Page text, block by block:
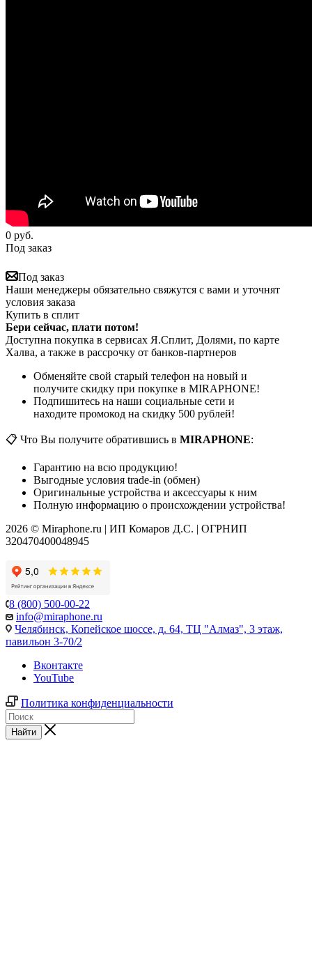
0 руб.
Под заказ
Под заказ
Наши менеджеры обязательно свяжутся с вами и уточнят
условия заказа
Купить в сплит
Бери сейчас, плати потом!
Доступна покупка в сервисах Я.Сплит, Долями, по карте
Халва, а также в рассрочку от банков-партнеров
Обменяйте свой старый телефон на новый и
получите скидку при покупке в MIRAPHONE!
Подпишитесь на наши социальные сети и
находите промокод на скидку 500 рублей!
📋 Что Вы получите обратившись в MIRAPHONE:
Гарантию на всю продукцию!
Выгодные условия trade-in (обмен)
Оригинальные устройства и аксессуары к ним
Полную информацию о происхождении устройства!
2026 © Miraphone.ru | ИП Комаров Д.С. | ОГРНИП
320470400048945
8 (800) 500-00-22
info@miraphone.ru
Челябинск, Копейское шоссе, д. 64, ТЦ "Алмаз", 3 этаж,
павильон 3-70/2
Вконтакте
YouTube
Политика конфиденциальности
Найти